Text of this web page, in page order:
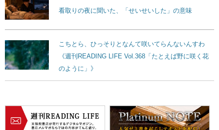
看取りの夜に聞いた、「せいせいした」の意味
こちとら、ひっそりとなんて咲いてらんないんすわ
《週刊READING LIFE Vol.368「たとえば野に咲く花
のように」》